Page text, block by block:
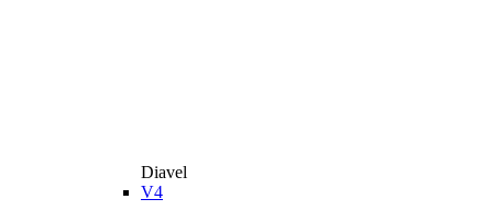
Diavel
V4